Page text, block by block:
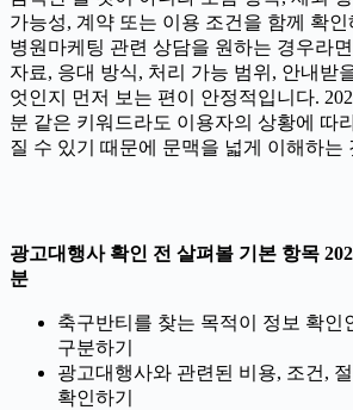
가능성, 계약 또는 이용 조건을 함께 확
병원마케팅 관련 상담을 원하는 경우라
자료, 응대 방식, 처리 가능 범위, 안내받
엇인지 먼저 보는 편이 안정적입니다.
분 같은 키워드라도 이용자의 상황에 따
질 수 있기 때문에 문맥을 넓게 이해하는
광고대행사 확인 전 살펴볼 기본 항목
분
축구반티를 찾는 목적이 정보 확인
구분하기
광고대행사와 관련된 비용, 조건,
확인하기